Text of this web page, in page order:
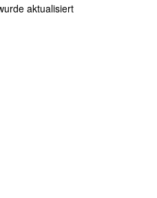
aktualisiert